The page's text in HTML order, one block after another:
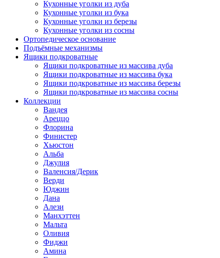
Кухонные уголки из дуба
Кухонные уголки из бука
Кухонные уголки из березы
Кухонные уголки из сосны
Ортопедическое основание
Подъёмные механизмы
Ящики подкроватные
Ящики подкроватные из массива дуба
Ящики подкроватные из массива бука
Ящики подкроватные из массива березы
Ящики подкроватные из массива сосны
Коллекции
Вандея
Ареццо
Флорина
Финистер
Хьюстон
Альба
Джулия
Валенсия/Дерик
Верди
Юджин
Дана
Алези
Манхэттен
Мальта
Оливия
Фиджи
Амина